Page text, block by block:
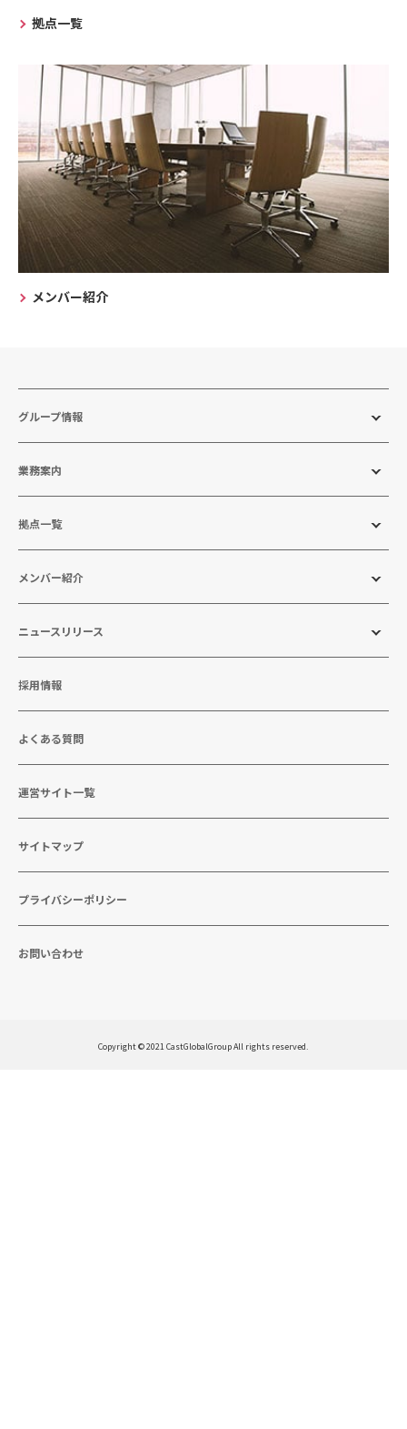
拠点一覧
メンバー紹介
グループ情報
業務案内
拠点一覧
メンバー紹介
ニュースリリース
採用情報
よくある質問
運営サイト一覧
サイトマップ
プライバシーポリシー
お問い合わせ
Copyright © 2021 CastGlobalGroup All rights reserved.